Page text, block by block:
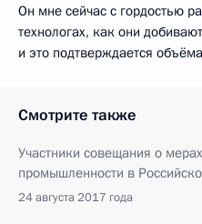
Он мне сейчас с гордостью
технологах, как они
и это подтверждается
Смотрите также
Участники совещания о
промышленности в
24 августа 2017 года